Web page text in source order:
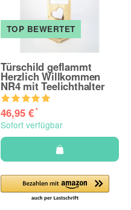
TOP BEWERTET
Türschild geflammt
Herzlich Willkommen
NR4 mit Teelichthalter
46,95 €*
Sofort verfügbar